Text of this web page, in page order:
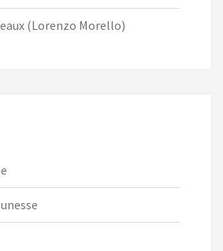
(Lorenzo Morello)